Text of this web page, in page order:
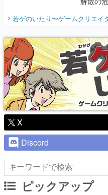
『少年
り】
若ゲのいたり〜ゲームクリエイ
X
Discord
ピックアップ